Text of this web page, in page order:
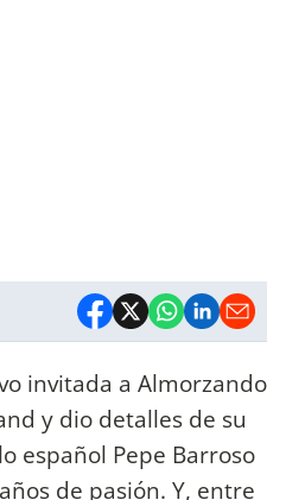
invitada a Almorzando
y dio detalles de su
español Pepe Barroso
de pasión. Y, entre